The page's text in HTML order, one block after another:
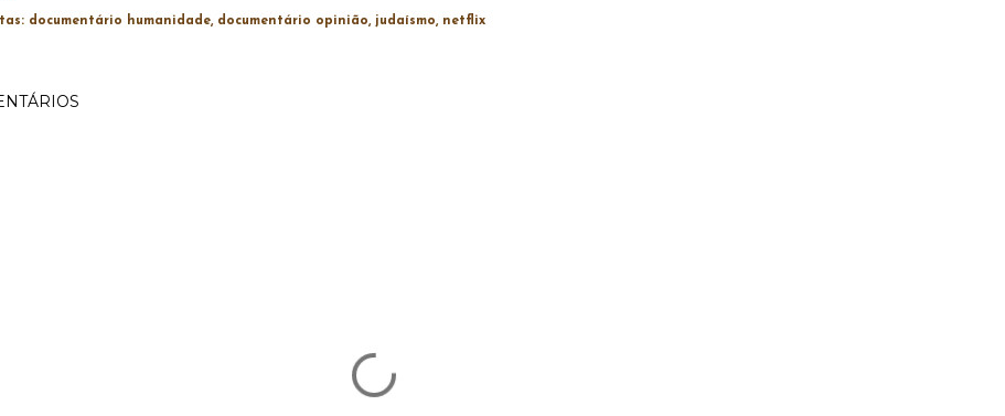
documentário humanidade documentário opinião judaísmo netflix